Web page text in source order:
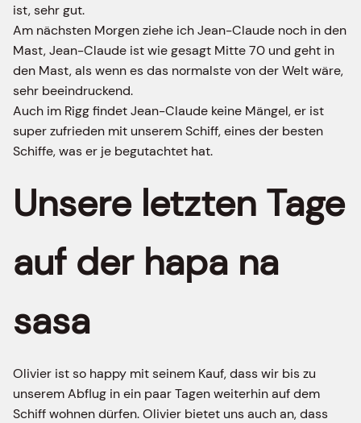
ist, sehr gut.
Am nächsten Morgen ziehe ich Jean-Claude noch in den
Mast, Jean-Claude ist wie gesagt Mitte 70 und geht in
den Mast, als wenn es das normalste von der Welt wäre,
sehr beeindruckend.
Auch im Rigg findet Jean-Claude keine Mängel, er ist
super zufrieden mit unserem Schiff, eines der besten
Schiffe, was er je begutachtet hat.
Unsere letzten Tage
auf der hapa na
sasa
Olivier ist so happy mit seinem Kauf, dass wir bis zu
unserem Abflug in ein paar Tagen weiterhin auf dem
Schiff wohnen dürfen. Olivier bietet uns auch an, dass